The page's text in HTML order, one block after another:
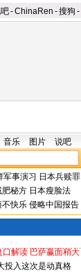
-ChinaRen -搜狗 -
音乐 图片 说吧
军事演习 日本兵赎罪
肥秘方 日本瘦脸法
不快乐 侵略中国报告
口解读 巴萨赢面稍大
投入这次是动真格